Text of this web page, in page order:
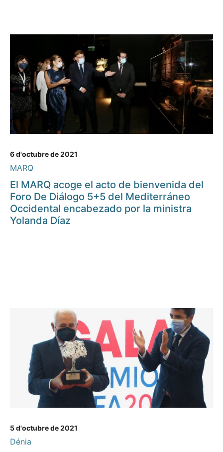
6 d'octubre de 2021
MARQ
El MARQ acoge el acto de bienvenida del
Foro De Diálogo 5+5 del Mediterráneo
Occidental encabezado por la ministra
Yolanda Díaz
5 d'octubre de 2021
Dénia